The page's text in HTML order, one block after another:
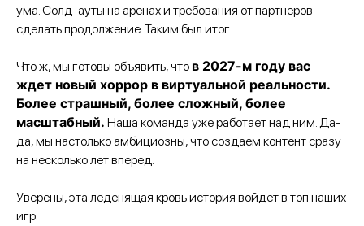
ума. Солд-ауты на аренах и требования от партнеров
сделать продолжение. Таким был итог.
Что ж, мы готовы объявить, что в 2027-м году вас
ждет новый хоррор в виртуальной реальности.
Более страшный, более сложный, более
масштабный. Наша команда уже работает над ним. Да-
да, мы настолько амбициозны, что создаем контент сразу
на несколько лет вперед.
Уверены, эта леденящая кровь история войдет в топ наших
игр.